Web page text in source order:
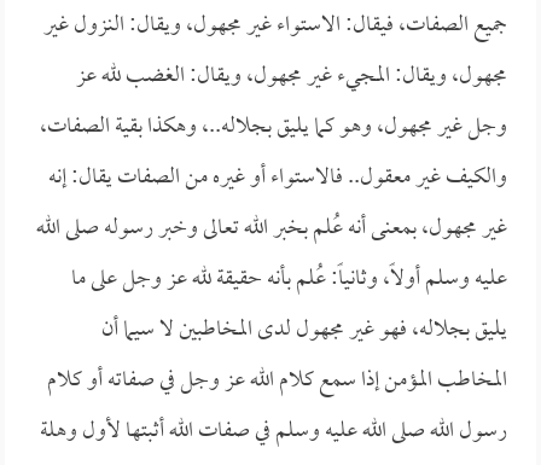
جميع الصفات، فيقال: الاستواء غير مجهول، ويقال: النزول غير
مجهول، ويقال: المجيء غير مجهول، ويقال: الغضب لله عز
وجل غير مجهول، وهو كما يليق بجلاله..، وهكذا بقية الصفات،
والكيف غير معقول.. فالاستواء أو غيره من الصفات يقال: إنه
غير مجهول، بمعنى أنه عُلم بخبر الله تعالى وخبر رسوله صلى الله
عليه وسلم أولاً، وثانياً: عُلم بأنه حقيقة لله عز وجل على ما
يليق بجلاله، فهو غير مجهول لدى المخاطبين لا سيما أن
المخاطب المؤمن إذا سمع كلام الله عز وجل في صفاته أو كلام
رسول الله صلى الله عليه وسلم في صفات الله أثبتها لأول وهلة